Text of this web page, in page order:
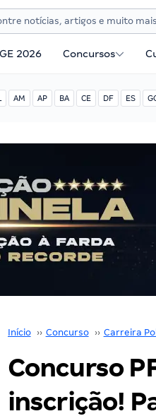
2026 Concursos
AM AP BA CE DF ES
Início ›› Concurso ›› Carreira
Concurso
inscrição!